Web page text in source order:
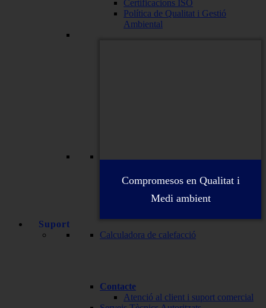
Certificacions ISO
Política de Qualitat i Gestió
Ambiental
Compromesos en Qualitat i
Medi ambient
Suport
Calculadora de calefacció
Contacte
Atenció al client i suport comercial